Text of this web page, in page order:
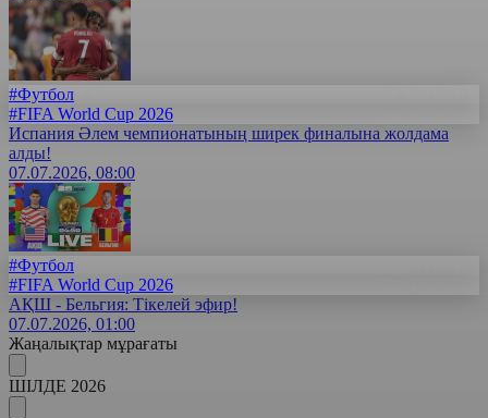
#Футбол
#FIFA World Cup 2026
Испания Әлем чемпионатының ширек финалына жолдама
алды!
07.07.2026, 08:00
#Футбол
#FIFA World Cup 2026
АҚШ - Бельгия: Тікелей эфир!
07.07.2026, 01:00
Жаңалықтар мұрағаты
ШІЛДЕ 2026